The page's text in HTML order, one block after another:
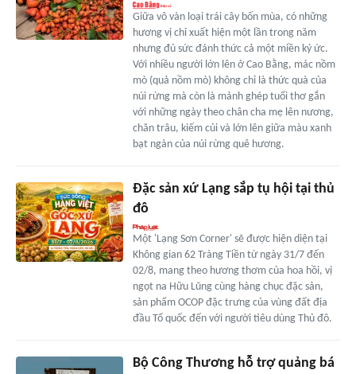
Giữa vô vàn loại trái cây bốn mùa, có những
hương vị chỉ xuất hiện một lần trong năm
nhưng đủ sức đánh thức cả một miền ký ức.
Với nhiều người lớn lên ở Cao Bằng, mác nồm
mò (quả nồm mò) không chỉ là thức quà của
núi rừng mà còn là mảnh ghép tuổi thơ gắn
với những ngày theo chân cha mẹ lên nương,
chăn trâu, kiếm củi và lớn lên giữa màu xanh
bạt ngàn của núi rừng quê hương.
Đặc sản xứ Lạng sắp tụ hội tại thủ
đô
Một 'Lạng Sơn Corner' sẽ được hiện diện tại
Không gian 62 Tràng Tiền từ ngày 31/7 đến
02/8, mang theo hương thơm của hoa hồi, vị
ngọt na Hữu Lũng cùng hàng chục đặc sản,
sản phẩm OCOP đặc trưng của vùng đất địa
đầu Tổ quốc đến với người tiêu dùng Thủ đô.
Bộ Công Thương hỗ trợ quảng bá